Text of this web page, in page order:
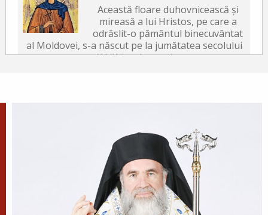
Această floare duhovnicească și
mireasă a lui Hristos, pe care a
odrăslit-o pământul binecuvântat
al Moldovei, s-a născut pe la jumătatea secolului
al XVII-lea, în satul...
Domnului
Schimbarea la Față a
Mântuitorului Iisus Hristos este
unul din Praznicele împărătești ale Bisericii
Ortodoxe, sărbătorită la 6 august.